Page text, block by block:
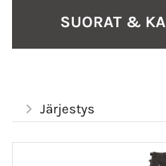
SUORAT &
Järjestys